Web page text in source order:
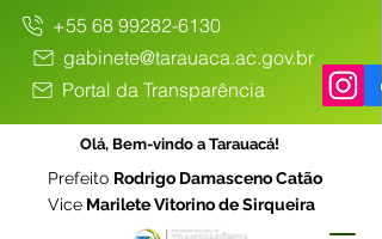
+55 68 99282-6130
gabinete@tarauaca.ac.gov.br
Portal da Transparência
Olá, Bem-vindo a Tarauacá!
Prefeito Rodrigo Damasceno Catão
Vice Marilete Vitorino de Sirqueira